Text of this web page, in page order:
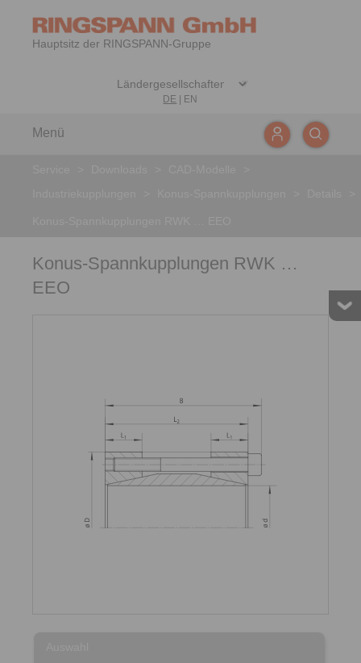
Hauptsitz der RINGSPANN-Gruppe
DE EN
Menü
Konus-Spannkupplungen RWK …
EEO